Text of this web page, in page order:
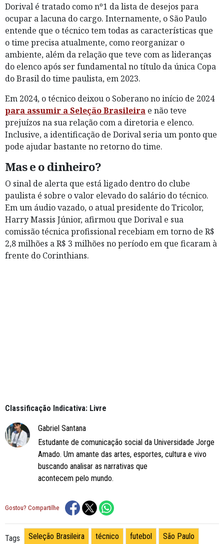
Dorival é tratado como nº1 da lista de desejos para
ocupar a lacuna do cargo. Internamente, o São Paulo
entende que o técnico tem todas as características que
o time precisa atualmente, como reorganizar o
ambiente, além da relação que teve com as lideranças
do elenco após ser fundamental no título da única Copa
do Brasil do time paulista, em 2023.
Em 2024, o técnico deixou o Soberano no início de 2024
para assumir a Seleção Brasileira e não teve
prejuízos na sua relação com a diretoria e elenco.
Inclusive, a identificação de Dorival seria um ponto que
pode ajudar bastante no retorno do time.
Mas e o dinheiro?
O sinal de alerta que está ligado dentro do clube
paulista é sobre o valor elevado do salário do técnico.
Em um áudio vazado, o atual presidente do Tricolor,
Harry Massis Júnior, afirmou que Dorival e sua
comissão técnica profissional recebiam em torno de R$
2,8 milhões a R$ 3 milhões no período em que ficaram à
frente do Corinthians.
Classificação Indicativa: Livre
Gabriel Santana
Estudante de comunicação social da Universidade Jorge
Amado. Um amante das artes, esportes, cultura e vivo
buscando analisar as narrativas que
acontecem pelo mundo.
Gostou? Compartilhe
Tags Seleção Brasileira técnico futebol São Paulo